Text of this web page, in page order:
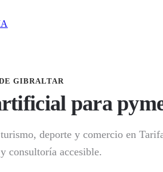
GIBRALTAR
para
deporte y comercio en
consultoría accesible.